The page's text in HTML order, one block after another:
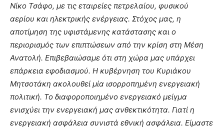
Νίκο Τσάφο, με τις εταιρείες πετρελαίου, φυσικού
αερίου και ηλεκτρικής ενέργειας. Στόχος μας, η
αποτίμηση της υφιστάμενης κατάστασης και ο
περιορισμός των επιπτώσεων από την κρίση στη Μέση
Ανατολή. Επιβεβαιώσαμε ότι στη χώρα μας υπάρχει
επάρκεια εφοδιασμού. Η κυβέρνηση του Κυριάκου
Μητσοτάκη ακολουθεί μία ισορροπημένη ενεργειακή
πολιτική. Το διαφοροποιημένο ενεργειακό μείγμα
ενισχύει την ενεργειακή μας ανθεκτικότητα. Γιατί η
ενεργειακή ασφάλεια συνιστά εθνική ασφάλεια. Είμαστε